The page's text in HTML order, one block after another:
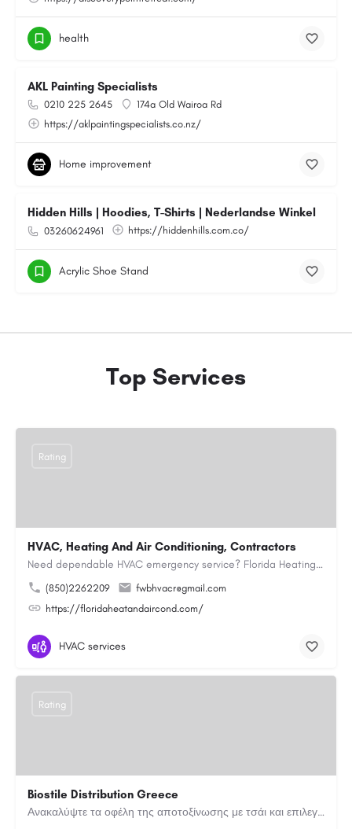
health
AKL Painting Specialists
0210 225 2645
174a Old Wairoa Rd
https://aklpaintingspecialists.co.nz/
Home improvement
Hidden Hills | Hoodies, T-Shirts | Nederlandse Winkel
03260624961 https://hiddenhills.com.co/
Acrylic Shoe Stand
Top Services
HVAC, Heating And Air Conditioning, Contractors
Need dependable HVAC emergency service? Florida Heating and Air Conditioning LLC is ready to respond quickly…
(850)2262209
fwbhvacr@gmail.com
https://floridaheatandaircond.com/
Rating
HVAC services
Biostile Distribution Greece
Ανακαλύψτε τα οφέλη της αποτοξίνωσης με τσάι και επιλεγμένα βότανα. Μια φυσική καθημερινή επιλογή για…
Rating